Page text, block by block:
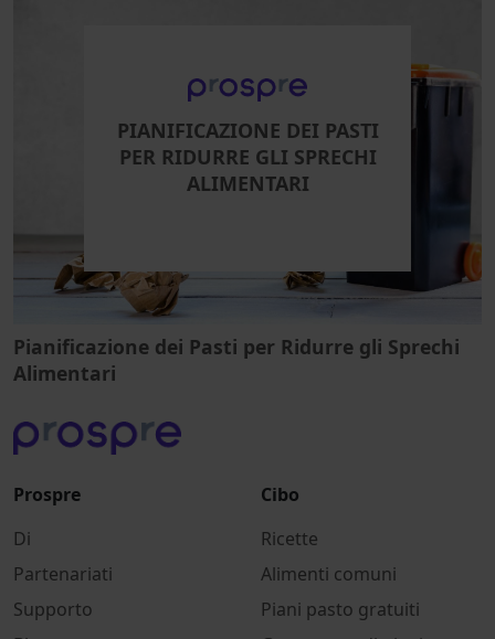
PIANIFICAZIONE DEI PASTI
PER RIDURRE GLI SPRECHI
ALIMENTARI
Pianificazione dei Pasti per Ridurre gli Sprechi
Alimentari
Prospre
Di
Partenariati
Supporto
Cibo
Ricette
Alimenti comuni
Piani pasto gratuiti